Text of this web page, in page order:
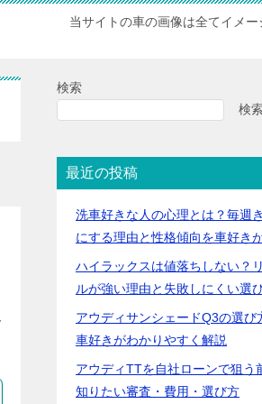
当サイトの車の画像は全てイメー
検索
検
最近の投稿
洗車好きな人の心理とは？毎週
にする理由と性格傾向を車好き
ハイラックスは値落ちしない？
ルが強い理由と失敗しにくい選
アウディサンシェードQ3の選び
車好きがわかりやすく解説
アウディTTを自社ローンで狙う
知りたい審査・費用・選び方